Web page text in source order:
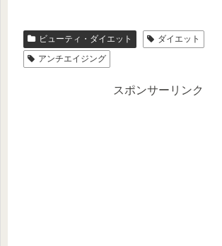
ビューティ・ダイエット
ダイエット
アンチエイジング
スポンサーリンク